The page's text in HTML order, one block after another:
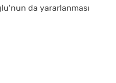
da yararlanması